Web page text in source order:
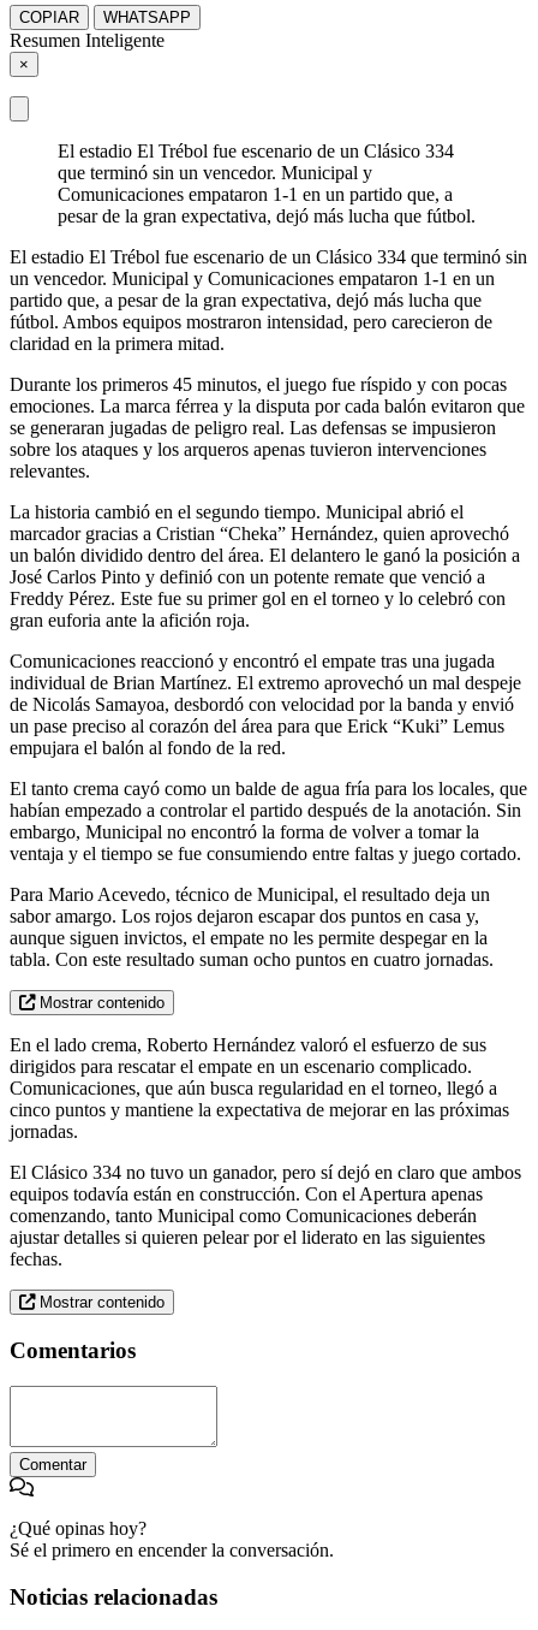
COPIAR WHATSAPP
Resumen Inteligente
×
El estadio El Trébol fue escenario de un Clásico 334
que terminó sin un vencedor. Municipal y
Comunicaciones empataron 1-1 en un partido que, a
pesar de la gran expectativa, dejó más lucha que fútbol.
El estadio El Trébol fue escenario de un Clásico 334 que terminó sin
un vencedor. Municipal y Comunicaciones empataron 1-1 en un
partido que, a pesar de la gran expectativa, dejó más lucha que
fútbol. Ambos equipos mostraron intensidad, pero carecieron de
claridad en la primera mitad.
Durante los primeros 45 minutos, el juego fue ríspido y con pocas
emociones. La marca férrea y la disputa por cada balón evitaron que
se generaran jugadas de peligro real. Las defensas se impusieron
sobre los ataques y los arqueros apenas tuvieron intervenciones
relevantes.
La historia cambió en el segundo tiempo. Municipal abrió el
marcador gracias a Cristian “Cheka” Hernández, quien aprovechó
un balón dividido dentro del área. El delantero le ganó la posición a
José Carlos Pinto y definió con un potente remate que venció a
Freddy Pérez. Este fue su primer gol en el torneo y lo celebró con
gran euforia ante la afición roja.
Comunicaciones reaccionó y encontró el empate tras una jugada
individual de Brian Martínez. El extremo aprovechó un mal despeje
de Nicolás Samayoa, desbordó con velocidad por la banda y envió
un pase preciso al corazón del área para que Erick “Kuki” Lemus
empujara el balón al fondo de la red.
El tanto crema cayó como un balde de agua fría para los locales, que
habían empezado a controlar el partido después de la anotación. Sin
embargo, Municipal no encontró la forma de volver a tomar la
ventaja y el tiempo se fue consumiendo entre faltas y juego cortado.
Para Mario Acevedo, técnico de Municipal, el resultado deja un
sabor amargo. Los rojos dejaron escapar dos puntos en casa y,
aunque siguen invictos, el empate no les permite despegar en la
tabla. Con este resultado suman ocho puntos en cuatro jornadas.
Mostrar contenido
En el lado crema, Roberto Hernández valoró el esfuerzo de sus
dirigidos para rescatar el empate en un escenario complicado.
Comunicaciones, que aún busca regularidad en el torneo, llegó a
cinco puntos y mantiene la expectativa de mejorar en las próximas
jornadas.
El Clásico 334 no tuvo un ganador, pero sí dejó en claro que ambos
equipos todavía están en construcción. Con el Apertura apenas
comenzando, tanto Municipal como Comunicaciones deberán
ajustar detalles si quieren pelear por el liderato en las siguientes
fechas.
Mostrar contenido
Comentarios
Comentar
¿Qué opinas hoy?
Sé el primero en encender la conversación.
Noticias relacionadas